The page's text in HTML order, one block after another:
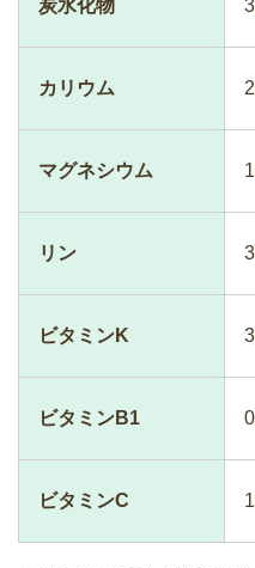
炭水化物
カリウム
マグネシウム
リン
ビタミンK
ビタミンB1
ビタミンC